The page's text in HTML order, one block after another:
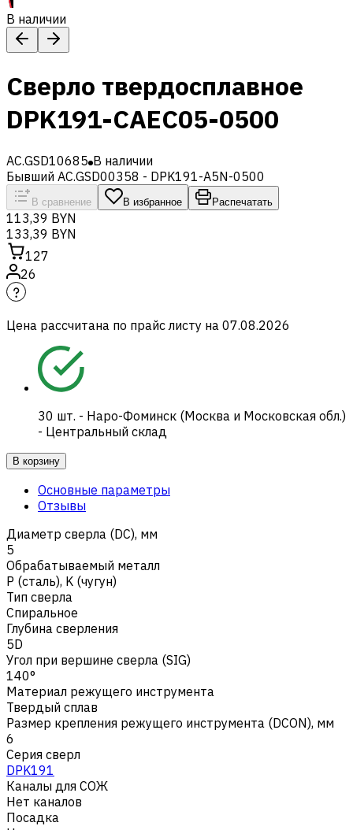
В наличии
Сверло твердосплавное
DPK191-CAEC05-0500
AC.GSD10685 В наличии
Бывший AC.GSD00358 - DPK191-A5N-0500
В сравнение В избранное Распечатать
113,39 BYN
133,39 BYN
127
26
Цена рассчитана по прайс листу на 07.08.2026
30 шт. - Наро-Фоминск (Москва и Московская обл.)
- Центральный склад
В корзину
Основные параметры
Отзывы
Диаметр сверла (DC), мм
5
Обрабатываемый металл
Р (сталь), K (чугун)
Тип сверла
Спиральное
Глубина сверления
5D
Угол при вершине сверла (SIG)
140°
Материал режущего инструмента
Твердый сплав
Размер крепления режущего инструмента (DCON), мм
6
Серия сверл
DPK191
Каналы для СОЖ
Нет каналов
Посадка